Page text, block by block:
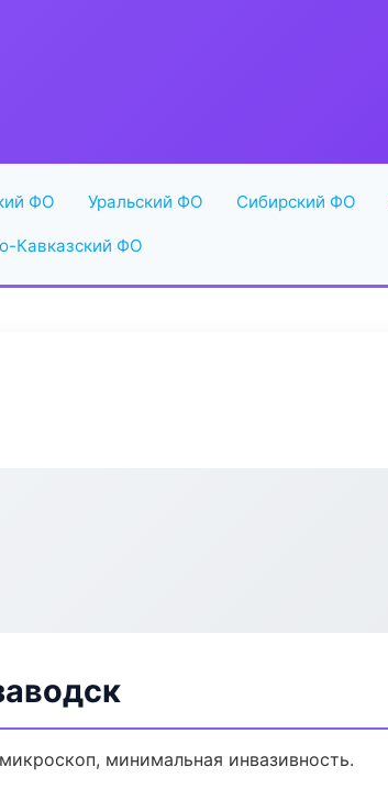
ФО Уральский ФО Сибирский ФО
Кавказский ФО
минимальная инвазивность.